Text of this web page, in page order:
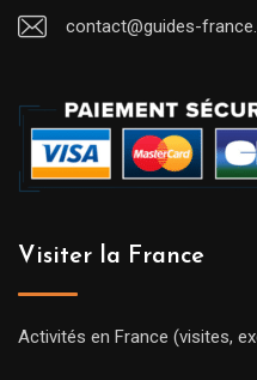
contact@guides-
Visiter la France
Activités en France (visites,